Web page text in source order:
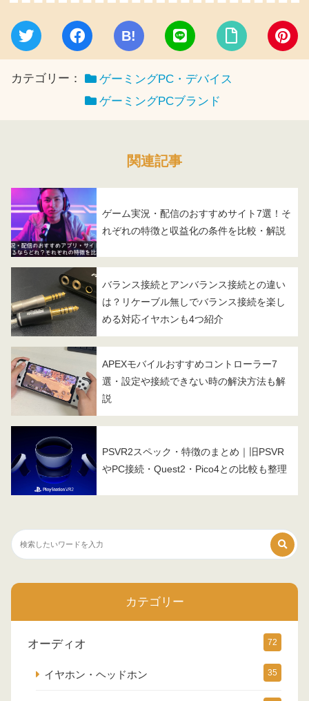
B!
カテゴリー：
ゲーミングPC・デバイス
ゲーミングPCブランド
関連記事
ゲーム実況・配信のおすすめサイト7選！そ
れぞれの特徴と収益化の条件を比較・解説
バランス接続とアンバランス接続との違い
は？リケーブル無しでバランス接続を楽し
める対応イヤホンも4つ紹介
APEXモバイルおすすめコントローラー7
選・設定や接続できない時の解決方法も解
説
PSVR2スペック・特徴のまとめ｜旧PSVR
やPC接続・Quest2・Pico4との比較も整理
カテゴリー
オーディオ 72
イヤホン・ヘッドホン 35